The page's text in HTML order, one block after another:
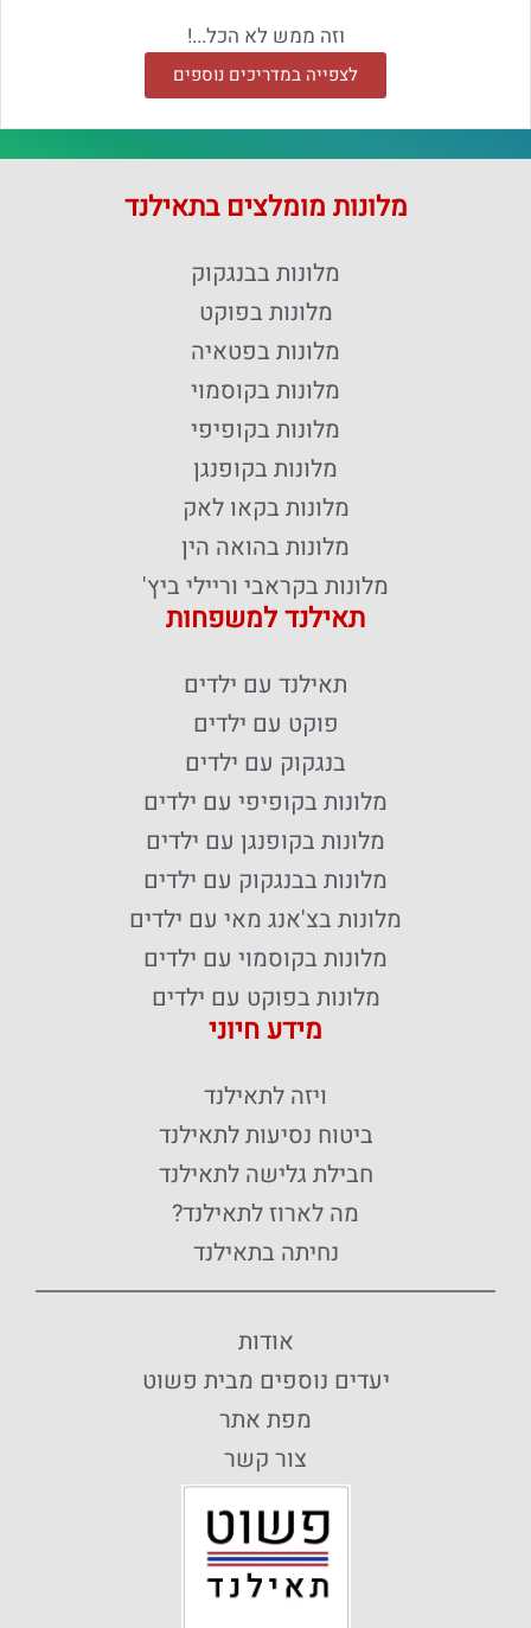
וזה ממש לא הכל...!
לצפייה במדריכים נוספים
מלונות מומלצים בתאילנד
מלונות בבנגקוק
מלונות בפוקט
מלונות בפטאיה
מלונות בקוסמוי
מלונות בקופיפי
מלונות בקופנגן
מלונות בקאו לאק
מלונות בהואה הין
מלונות בקראבי וריילי ביץ'
תאילנד למשפחות
תאילנד עם ילדים
פוקט עם ילדים
בנגקוק עם ילדים
מלונות בקופיפי עם ילדים
מלונות בקופנגן עם ילדים
מלונות בבנגקוק עם ילדים
מלונות בצ'אנג מאי עם ילדים
מלונות בקוסמוי עם ילדים
מלונות בפוקט עם ילדים
מידע חיוני
ויזה לתאילנד
ביטוח נסיעות לתאילנד
חבילת גלישה לתאילנד
מה לארוז לתאילנד?
נחיתה בתאילנד
אודות
יעדים נוספים מבית פשוט
מפת אתר
צור קשר